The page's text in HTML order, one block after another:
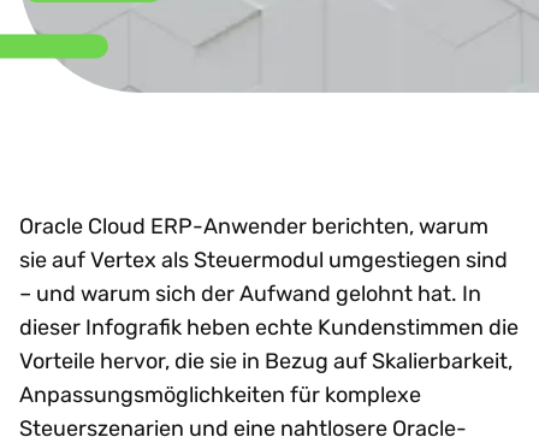
Oracle Cloud ERP-Anwender berichten, warum
sie auf Vertex als Steuermodul umgestiegen sind
– und warum sich der Aufwand gelohnt hat. In
dieser Infografik heben echte Kundenstimmen die
Vorteile hervor, die sie in Bezug auf Skalierbarkeit,
Anpassungsmöglichkeiten für komplexe
Steuerszenarien und eine nahtlosere Oracle-